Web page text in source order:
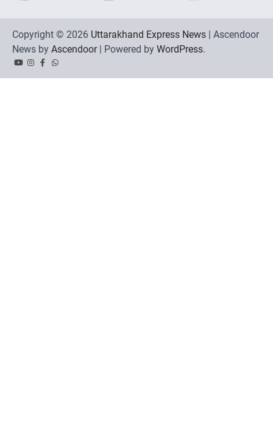
Copyright © 2026 Uttarakhand Express News | Ascendoor
News by Ascendoor| Powered by WordPress.
YouTubeInstagram
Facebook
Whatsapp